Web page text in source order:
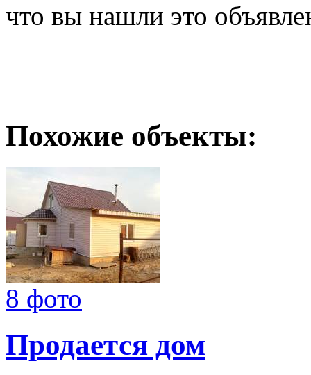
что вы нашли это
Похожие объекты:
8 фото
Продается дом